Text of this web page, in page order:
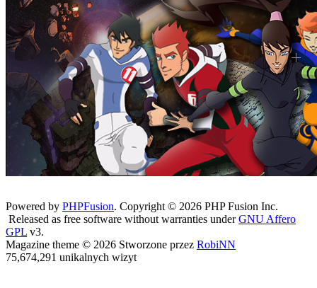
Powered by PHPFusion. Copyright © 2026 PHP Fusion Inc.
Released as free software without warranties underGNU Affero
GPL v3.
Magazine theme © 2026 Stworzone przez RobiNN
75,674,291 unikalnych wizyt